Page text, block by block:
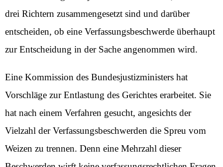
drei Richtern zusammengesetzt sind und darüber
entscheiden, ob eine Verfassungsbeschwerde überhaupt
zur Entscheidung in der Sache angenommen wird.
Eine Kommission des Bundesjustizministers hat
Vorschläge zur Entlastung des Gerichtes erarbeitet. Sie
hat nach einem Verfahren gesucht, angesichts der
Vielzahl der Verfassungsbeschwerden die Spreu vom
Weizen zu trennen. Denn eine Mehrzahl dieser